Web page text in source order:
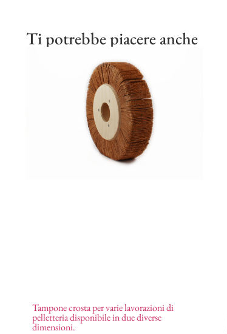
Ti potrebbe piacere anche
Tampone crosta
Tampone crosta per varie lavorazioni di
pelletteria disponibile in due diverse
dimensioni.